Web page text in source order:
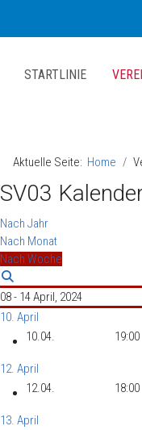
STARTLINIE
Aktuelle Seite: Home
SV03
Nach Jahr
Nach Monat
Nach Woche
08 - 14 April, 2024
10. April
10.04.
19:00
12. April
12.04.
18:00
13. April